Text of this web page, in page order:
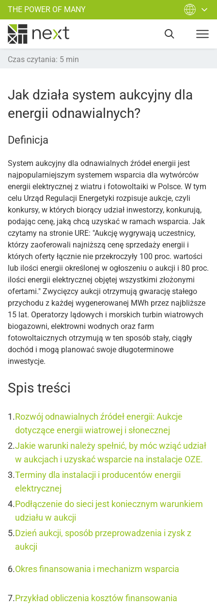
THE POWER OF MANY
Czas czytania: 5 min
Jak działa system aukcyjny dla
energii odnawialnych?
Definicja
System aukcyjny dla odnawialnych źródeł energii jest
najpopularniejszym systemem wsparcia dla wytwórców
energii elektrycznej z wiatru i fotowoltaiki w Polsce. W tym
celu Urząd Regulacji Energetyki rozpisuje aukcje, czyli
konkursy, w których biorący udział inwestorzy, konkurują,
podając cenę, jaką chcą uzyskać w ramach wsparcia. Jak
czytamy na stronie URE: "Aukcję wygrywają uczestnicy,
którzy zaoferowali najniższą cenę sprzedaży energii i
których oferty łącznie nie przekroczyły 100 proc. wartości
lub ilości energii określonej w ogłoszeniu o aukcji i 80 proc.
ilości energii elektrycznej objętej wszystkimi złożonymi
ofertami." Zwycięzcy aukcji otrzymują gwarację stałego
przychodu z każdej wygenerowanej MWh przez najbliższe
15 lat. Operatorzy lądowych i morskich turbin wiatrowych
biogazowni, elektrowni wodnych oraz farm
fotowoltaicznych otrzymują w ten sposób stały, ciągły
dochód i mogą planować swoje długoterminowe
inwestycje.
Spis treści
Rozwój odnawialnych źródeł energii: Aukcje
dotyczące energii wiatrowej i słonecznej
Jakie warunki należy spełnić, by móc wziąć udział
w aukcjach i uzyskać wsparcie na instalacje OZE.
Terminy dla instalacji i producentów energii
elektrycznej
Podłączenie do sieci jest koniecznym warunkiem
udziału w aukcji
Dzień aukcji, sposób przeprowadzenia i zysk z
aukcji
Okres finansowania i mechanizm wsparcia
Przykład obliczenia kosztów finansowania